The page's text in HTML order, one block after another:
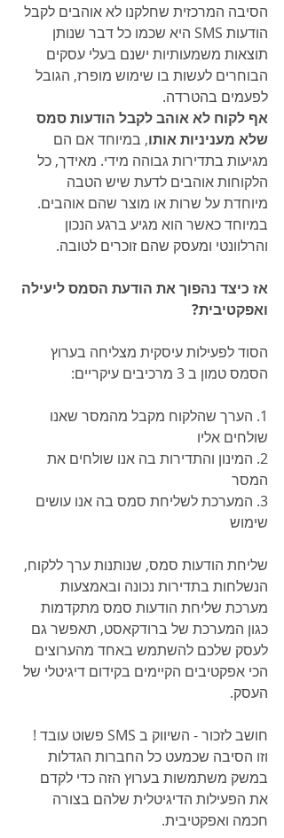
הסיבה המרכזית שחלקנו לא אוהבים לקבל
הודעות SMS היא שכמו כל דבר שנותן
תוצאות משמעותיות ישנם בעלי עסקים
הבוחרים לעשות בו שימוש מופרז, הגובל
לפעמים בהטרדה.
אף לקוח לא אוהב לקבל הודעות סמס
שלא מעניניות אותו, במיוחד אם הם
מגיעות בתדירות גבוהה מידי. מאידך, כל
הלקוחות אוהבים לדעת שיש הטבה
מיוחדת על שרות או מוצר שהם אוהבים.
במיוחד כאשר הוא מגיע ברגע הנכון
והרלוונטי ומעסק שהם זוכרים לטובה.
אז כיצד נהפוך את הודעת הסמס ליעילה
ואפקטיבית?
הסוד לפעילות עיסקית מצליחה בערוץ
הסמס טמון ב 3 מרכיבים עיקריים:
1. הערך שהלקוח מקבל מהמסר שאנו
שולחים אליו
2. המינון והתדירות בה אנו שולחים את
המסר
3. המערכת לשליחת סמס בה אנו עושים
שימוש
שליחת הודעות סמס, שנותנות ערך ללקוח,
הנשלחות בתדירות נכונה ובאמצעות
מערכת שליחת הודעות סמס מתקדמות
כגון המערכת של ברודקאסט, תאפשר גם
לעסק שלכם להשתמש באחד מהערוצים
הכי אפקטיבים הקיימים בקידום דיגיטלי של
העסק.
חושב לזכור - השיווק ב SMS פשוט עובד !
וזו הסיבה שכמעט כל החברות הגדלות
במשק משתמשות בערוץ הזה כדי לקדם
את הפעילות הדיגיטלית שלהם בצורה
חכמה ואפקטיבית.